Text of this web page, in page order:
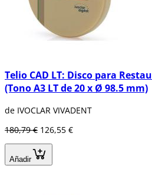
Telio CAD LT: Disco para
(Tono A3 LT de 20 x Ø 98.5 mm)
de IVOCLAR VIVADENT
180,79 € 126,55 €
Añadir